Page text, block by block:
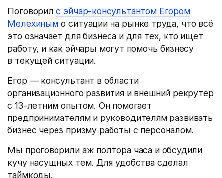
Поговорилс эйчар-консультантом Егором
Мелехиным о ситуации на рынке труда, что всё
это означает для бизнеса и для тех, кто ищет
работу, и как эйчары могут помочь бизнесу
в текущей ситуации.
Егор — консультант в области
организационного развития и внешний рекрутер
с 13-летним опытом. Он помогает
предпринимателям и руководителям развивать
бизнес через призму работы с персоналом.
Мы проговорили аж полтора часа и обсудили
кучу насущных тем. Для удобства сделал
таймкоды.